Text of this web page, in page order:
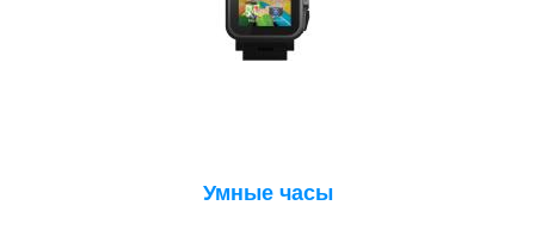
Умные часы